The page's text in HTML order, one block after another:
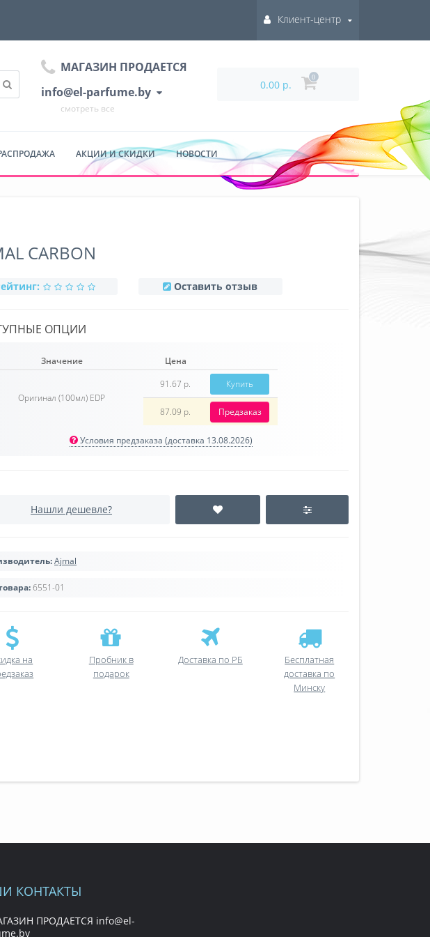
Клиент-центр
МАГАЗИН ПРОДАЕТСЯ
info@el-parfume.by
смотреть все
0.00 р.
0
АКЦИИ И СКИДКИ НОВОСТИ
CARBON
Оставить отзыв
ОПЦИИ
Значение Цена
Оригинал (100мл) EDP
91.67 р. Купить
87.09 р. Предзаказ
Условия предзаказа (доставка 13.08.2026)
Нашли дешевле?
Ajmal
6551-01
на
Пробник в
подарок
Доставка по РБ
Бесплатная
доставка по
Минску
КОНТАКТЫ
ПРОДАЕТСЯ info@el-